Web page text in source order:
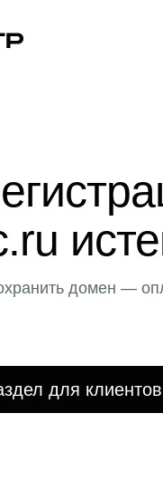
домен —
для клиентов